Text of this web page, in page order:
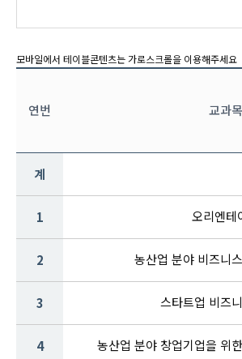
연번 교과목
계
1 오리엔테
2 농산업 분야 비즈니
3 스타트업 비즈
4 농산업 분야 창업기업을 위